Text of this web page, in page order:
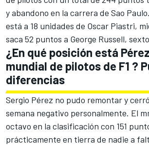
y abandono en la carrera de Sao
está a 18 unidades de Oscar Piastri,
saca 52 puntos a George Russell,
¿En qué posición está
mundial de pilotos de F1 ?
diferencias
Sergio Pérez no pudo remontar y
semana negativo personalmente. El
octavo en la clasificación con 151
prácticamente en tierra de nadie a